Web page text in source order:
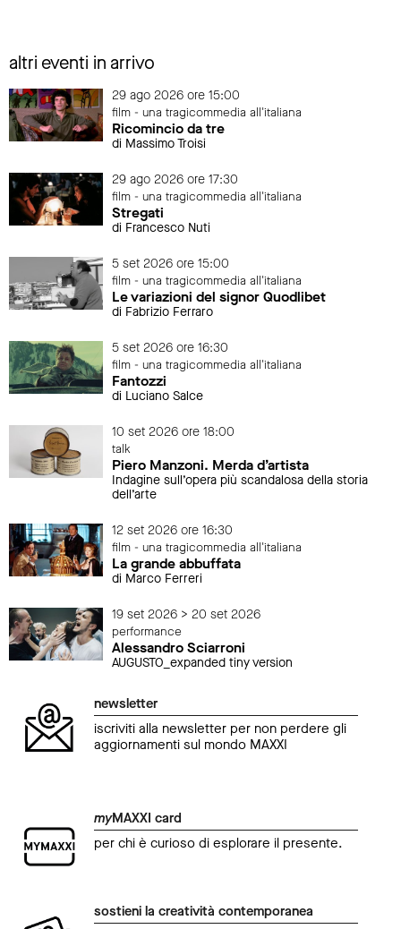
altri eventi in arrivo
29 ago 2026 ore 15:00
film - una tragicommedia all'italiana
Ricomincio da tre
di Massimo Troisi
29 ago 2026 ore 17:30
film - una tragicommedia all'italiana
Stregati
di Francesco Nuti
5 set 2026 ore 15:00
film - una tragicommedia all'italiana
Le variazioni del signor Quodlibet
di Fabrizio Ferraro
5 set 2026 ore 16:30
film - una tragicommedia all'italiana
Fantozzi
di Luciano Salce
10 set 2026 ore 18:00
talk
Piero Manzoni. Merda d’artista
Indagine sull’opera più scandalosa della storia
dell’arte
12 set 2026 ore 16:30
film - una tragicommedia all'italiana
La grande abbuffata
di Marco Ferreri
19 set 2026 > 20 set 2026
performance
Alessandro Sciarroni
AUGUSTO_expanded tiny version
newsletter
iscriviti alla newsletter per non perdere gli
aggiornamenti sul mondo MAXXI
myMAXXI card
per chi è curioso di esplorare il presente.
sostieni la creatività contemporanea